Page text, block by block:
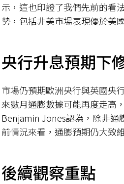
示，這也印證了我們先前的看
勢，包括非美市場表現優於美
央行升息預期下
市場仍預期歐洲央行與英國央
來數月通膨數據可能再度走高
Benjamin Jones認為，除非通
前情況來看，通膨預期仍大致
後續觀察重點